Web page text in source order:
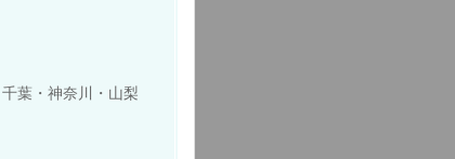
・神奈川・山梨